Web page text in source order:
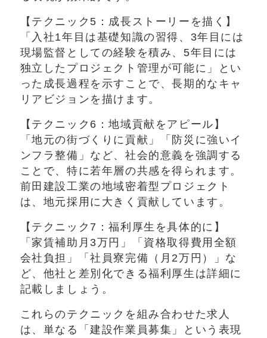
【テクニック5：成長ストーリーを描く】
「入社1年目は基礎知識の習得、3年目には
現場監督としての経験を積み、5年目には
独立したプロジェクト管理が可能に」とい
った成長過程を示すことで、長期的なキャ
リアビジョンを描けます。
【テクニック6：地域貢献をアピール】
「地元の街づくりに貢献」「防災に強いイ
ンフラ整備」など、社会的意義を強調する
ことで、特に若年層の共感を得られます。
前田建設工業の地域密着型プロジェクト
は、地元採用に大きく貢献しています。
【テクニック7：福利厚生を具体的に】
「家賃補助月3万円」「資格取得費用全額
会社負担」「社員寮完備（月2万円）」な
ど、他社と差別化できる福利厚生は詳細に
記載しましょう。
これらのテクニックを組み合わせた求人
は、単なる「建設作業員募集」という表現